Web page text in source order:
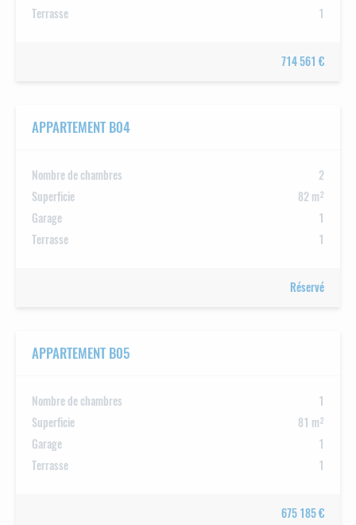
Terrasse
1
714 561 €
APPARTEMENT B04
Nombre de chambres
2
Superficie
82 m²
Garage
1
Terrasse
1
Réservé
APPARTEMENT B05
Nombre de chambres
1
Superficie
81 m²
Garage
1
Terrasse
1
675 185 €